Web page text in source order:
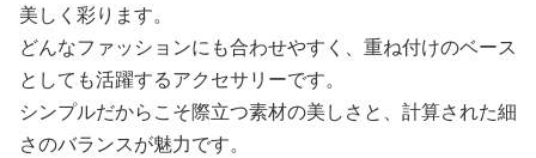
美しく彩ります。
どんなファッションにも合わせやすく、重ね付けのベース
としても活躍するアクセサリーです。
シンプルだからこそ際立つ素材の美しさと、計算された細
さのバランスが魅力です。